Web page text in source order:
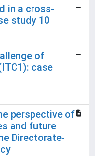
in a cross-
study 10
of
case
perspective of
and future
Directorate-